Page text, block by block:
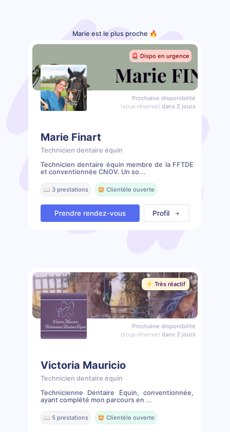
Marie est le plus proche 🔥
🚨 Dispo en urgence
Prochaine disponibilité
(sous réserve) dans 2 jours
Marie Finart
Technicien dentaire équin
Technicien dentaire équin membre de la FFTDE
et conventionnée CNOV. Un so...
📖 3 prestations 🤩 Clientèle ouverte
Prendre rendez-vous Profil
⚡️ Très réactif
Prochaine disponibilité
(sous réserve) dans 2 jours
Victoria Mauricio
Technicien dentaire équin
Technicienne Dentaire Équin, conventionnée,
ayant complété mon parcours en ...
📖 5 prestations 🤩 Clientèle ouverte